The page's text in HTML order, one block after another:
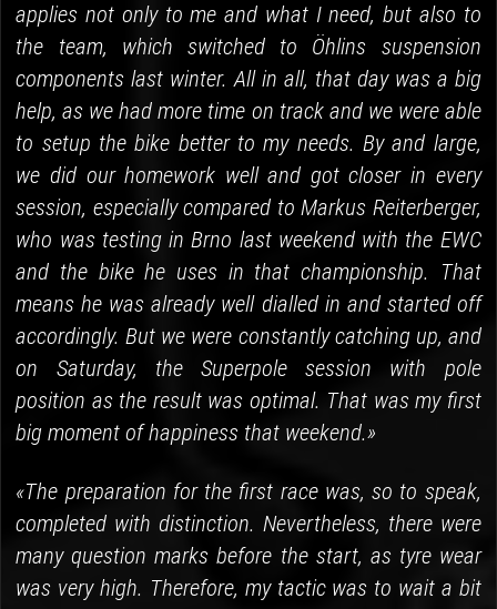
applies not only to me and what I need, but also to
the team, which switched to Öhlins suspension
components last winter. All in all, that day was a big
help, as we had more time on track and we were able
to setup the bike better to my needs. By and large,
we did our homework well and got closer in every
session, especially compared to Markus Reiterberger,
who was testing in Brno last weekend with the EWC
and the bike he uses in that championship. That
means he was already well dialled in and started off
accordingly. But we were constantly catching up, and
on Saturday, the Superpole session with pole
position as the result was optimal. That was my first
big moment of happiness that weekend.»
«The preparation for the first race was, so to speak,
completed with distinction. Nevertheless, there were
many question marks before the start, as tyre wear
was very high. Therefore, my tactic was to wait a bit